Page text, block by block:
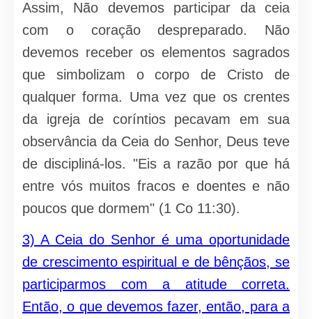
Assim, Não devemos participar da ceia
com o coração despreparado. Não
devemos receber os elementos sagrados
que simbolizam o corpo de Cristo de
qualquer forma. Uma vez que os crentes
da igreja de coríntios pecavam em sua
observância da Ceia do Senhor, Deus teve
de discipliná-los. "Eis a razão por que há
entre vós muitos fracos e doentes e não
poucos que dormem" (1 Co 11:30).
3) A Ceia do Senhor é uma oportunidade
de crescimento espiritual e de bênçãos, se
participarmos com a atitude correta.
Então, o que devemos fazer, então, para a